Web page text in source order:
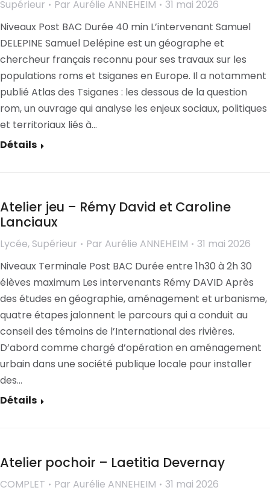
Supérieur Par Aurélie ANNEHEIM
31 mai 2026
Niveaux Post BAC Durée 40 min L’intervenant Samuel
DELEPINE Samuel Delépine est un géographe et
chercheur français reconnu pour ses travaux sur les
populations roms et tsiganes en Europe. Il a notamment
publié Atlas des Tsiganes : les dessous de la question
rom, un ouvrage qui analyse les enjeux sociaux, politiques
et territoriaux liés à…
Détails
Atelier jeu – Rémy David et Caroline
Lanciaux
Lycée, Supérieur Par Aurélie ANNEHEIM
31 mai 2026
Niveaux Terminale Post BAC Durée entre 1h30 à 2h 30
élèves maximum Les intervenants Rémy DAVID Après
des études en géographie, aménagement et urbanisme,
quatre étapes jalonnent le parcours qui a conduit au
conseil des témoins de l’International des rivières.
D’abord comme chargé d’opération en aménagement
urbain dans une société publique locale pour installer
des…
Détails
Atelier pochoir – Laetitia Devernay
COMPLET Par Aurélie ANNEHEIM
31 mai 2026